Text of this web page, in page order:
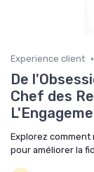
Experience client •
De
Chef des
Explorez
pour améliorer la